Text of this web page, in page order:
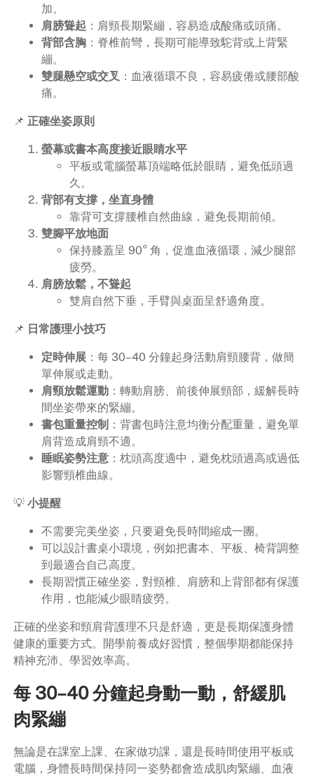
加。
肩膀聳起 ：肩頸長期緊繃，容易造成酸痛或頭痛。
背部含胸：脊椎前彎，長期可能導致駝背或上背緊
繃。
雙腿懸空或交叉：血液循環不良，容易疲倦或腰部酸
痛。
📌 正確坐姿原則
螢幕或書本高度接近眼睛水平
平板或電腦螢幕頂端略低於眼睛，避免低頭過
久。
背部有支撐，坐直身體
靠背可支撐腰椎自然曲線，避免長期前傾。
雙腳平放地面
保持膝蓋呈 90° 角，促進血液循環，減少腿部
疲勞。
肩膀放鬆，不聳起
雙肩自然下垂，手臂與桌面呈舒適角度。
📌 日常護理小技巧
定時伸展：每 30–40 分鐘起身活動肩頸腰背，做簡
單伸展或走動。
肩頸放鬆運動：轉動肩膀、前後伸展頸部，緩解長時
間坐姿帶來的緊繃。
書包重量控制 ：背書包時注意均衡分配重量，避免單
肩背造成肩頸不適。
睡眠姿勢注意：枕頭高度適中，避免枕頭過高或過低
影響頸椎曲線。
💡 小提醒
不需要完美坐姿，只要避免長時間縮成一團。
可以設計書桌小環境，例如把書本、平板、椅背調整
到最適合自己高度。
長期習慣正確坐姿，對頸椎、肩膀和上背部都有保護
作用，也能減少眼睛疲勞。
正確的坐姿和頸肩背護理不只是舒適，更是長期保護身體
健康的重要方式。開學前養成好習慣，整個學期都能保持
精神充沛、學習效率高。
每 30–40 分鐘起身動一動，舒緩肌
肉緊繃
無論是在課室上課、在家做功課，還是長時間使用平板或
電腦，身體長時間保持同一姿勢都會造成肌肉緊繃、血液